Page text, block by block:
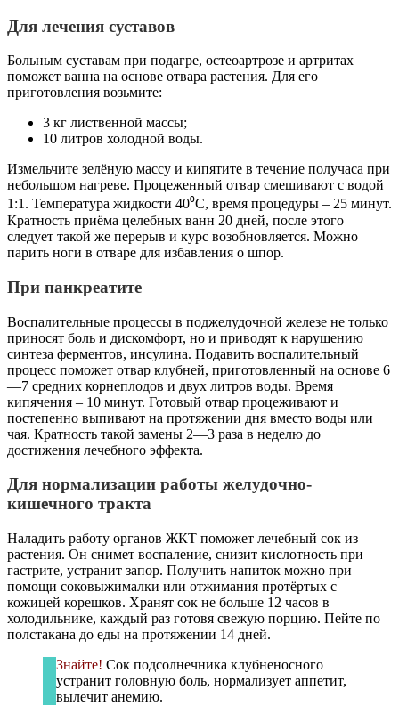
Для лечения суставов
Больным суставам при подагре, остеоартрозе и артритах
поможет ванна на основе отвара растения. Для его
приготовления возьмите:
3 кг лиственной массы;
10 литров холодной воды.
Измельчите зелёную массу и кипятите в течение получаса при
небольшом нагреве. Процеженный отвар смешивают с водой
1:1. Температура жидкости 40⁰C, время процедуры – 25 минут.
Кратность приёма целебных ванн 20 дней, после этого
следует такой же перерыв и курс возобновляется. Можно
парить ноги в отваре для избавления о шпор.
При панкреатите
Воспалительные процессы в поджелудочной железе не только
приносят боль и дискомфорт, но и приводят к нарушению
синтеза ферментов, инсулина. Подавить воспалительный
процесс поможет отвар клубней, приготовленный на основе 6
—7 средних корнеплодов и двух литров воды. Время
кипячения – 10 минут. Готовый отвар процеживают и
постепенно выпивают на протяжении дня вместо воды или
чая. Кратность такой замены 2—3 раза в неделю до
достижения лечебного эффекта.
Для нормализации работы желудочно-
кишечного тракта
Наладить работу органов ЖКТ поможет лечебный сок из
растения. Он снимет воспаление, снизит кислотность при
гастрите, устранит запор. Получить напиток можно при
помощи соковыжималки или отжимания протёртых с
кожицей корешков. Хранят сок не больше 12 часов в
холодильнике, каждый раз готовя свежую порцию. Пейте по
полстакана до еды на протяжении 14 дней.
Знайте! Сок подсолнечника клубненосного
устранит головную боль, нормализует аппетит,
вылечит анемию.